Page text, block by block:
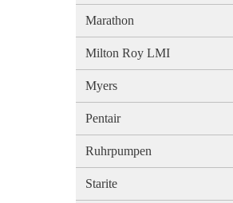
Marathon
Milton Roy LMI
Myers
Pentair
Ruhrpumpen
Starite